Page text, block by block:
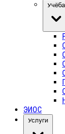
Учёба
ЭИОС
Услуги